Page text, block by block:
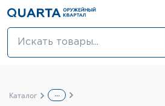
Оптовикам
Каталог ...